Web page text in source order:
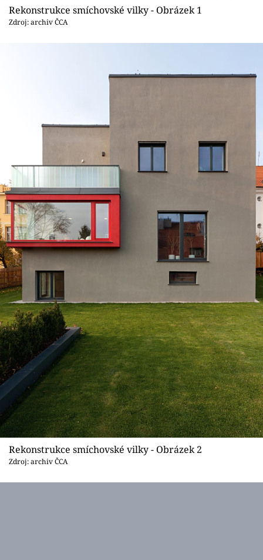
Rekonstrukce smíchovské vilky - Obrázek 1
Zdroj: archiv ČCA
Rekonstrukce smíchovské vilky - Obrázek 2
Zdroj: archiv ČCA